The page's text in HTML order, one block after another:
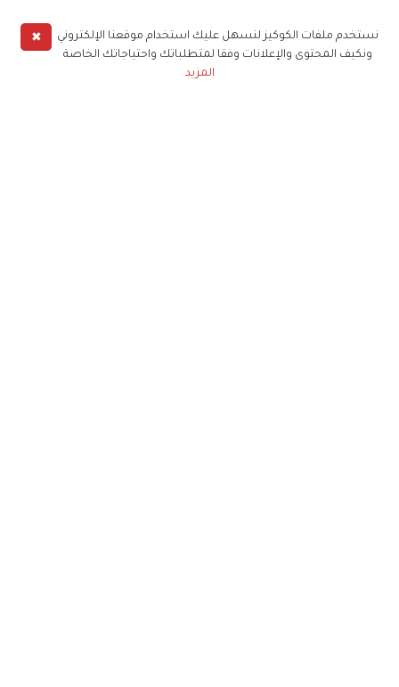
✖
نستخدم ملفات الكوكيز لنسهل عليك استخدام موقعنا الإلكتروني
ونكيف المحتوى والإعلانات وفقا لمتطلباتك واحتياجاتك الخاصة
المزيد